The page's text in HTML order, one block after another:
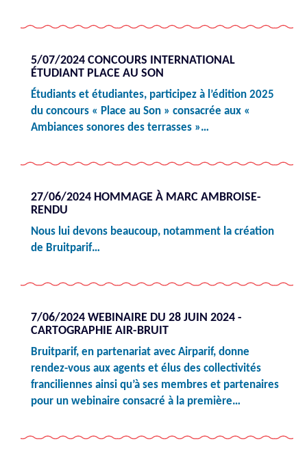
5/07/2024 CONCOURS INTERNATIONAL
ÉTUDIANT PLACE AU SON
Étudiants et étudiantes, participez à l’édition 2025
du concours « Place au Son » consacrée aux «
Ambiances sonores des terrasses »…
27/06/2024 HOMMAGE À MARC AMBROISE-
RENDU
Nous lui devons beaucoup, notamment la création
de Bruitparif…
7/06/2024 WEBINAIRE DU 28 JUIN 2024 -
CARTOGRAPHIE AIR-BRUIT
Bruitparif, en partenariat avec Airparif, donne
rendez-vous aux agents et élus des collectivités
franciliennes ainsi qu’à ses membres et partenaires
pour un webinaire consacré à la première…